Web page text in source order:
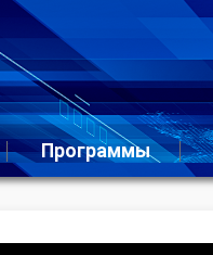
Программы